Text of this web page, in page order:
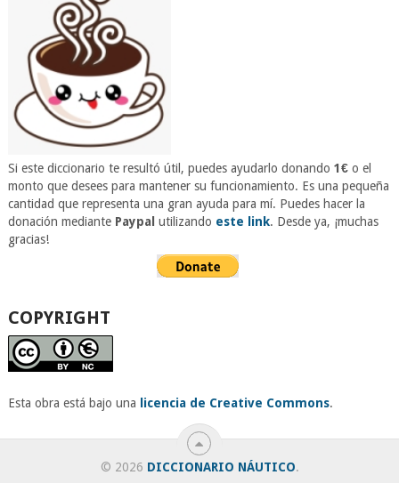
Si este diccionario te resultó útil, puedes ayudarlo donando 1€o el
monto que desees para mantener su funcionamiento. Es una pequeña
cantidad que representa una gran ayuda para mí. Puedes hacer la
donación mediante Paypal utilizando este link. Desde ya, ¡muchas
gracias!
COPYRIGHT
Esta obra está bajo una licencia de Creative Commons.
© 2026 DICCIONARIO NÁUTICO.